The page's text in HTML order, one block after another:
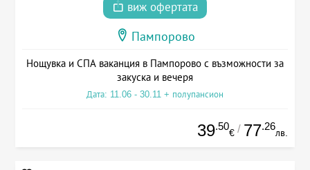
виж офертата
Пампорово
Нощувка и СПА ваканция в Пампорово с възможности за
закуска и вечеря
Дата: 11.06 - 30.11 + полупансион
39.50
€ / 77.26
лв.